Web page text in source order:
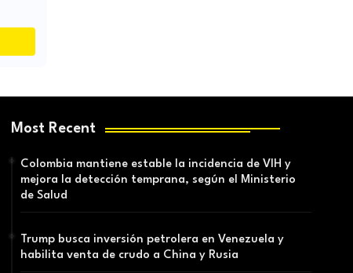
Most Recent
Colombia mantiene estable la incidencia de VIH y
mejora la detección temprana, según el Ministerio
de Salud
Trump busca inversión petrolera en Venezuela y
habilita venta de crudo a China y Rusia